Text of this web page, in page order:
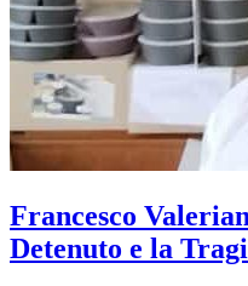
Francesco
Detenuto e la